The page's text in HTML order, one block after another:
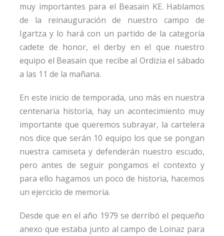
muy importantes para el Beasain KE. Hablamos
de la reinauguración de nuestro campo de
Igartza y lo hará con un partido de la categoría
cadete de honor, el derby en el que nuestro
equipo el Beasain que recibe al Ordizia el sábado
a las 11 de la mañana.
En este inicio de temporada, uno más en nuestra
centenaria historia, hay un acontecimiento muy
importante que queremos subrayar, la cartelera
nos dice que serán 10 equipo los que se pongan
nuestra camiseta y defenderán nuestro escudo,
pero antes de seguir pongamos el contexto y
para ello hagamos un poco de historia, hacemos
un ejercicio de memoria.
Desde que en el año 1979 se derribó el pequeño
anexo que estaba junto al campo de Loinaz para